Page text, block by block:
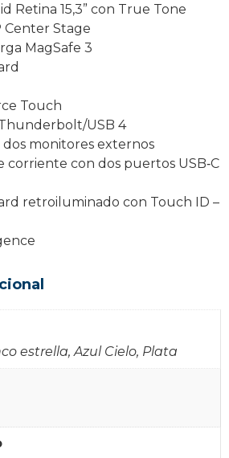
Retina 15,3” con True Tone
Center Stage
MagSafe 3
Touch
USB 4
monitores externos
corriente con dos puertos USB‑C
retroiluminado con Touch ID –
estrella, Azul Cielo, Plata